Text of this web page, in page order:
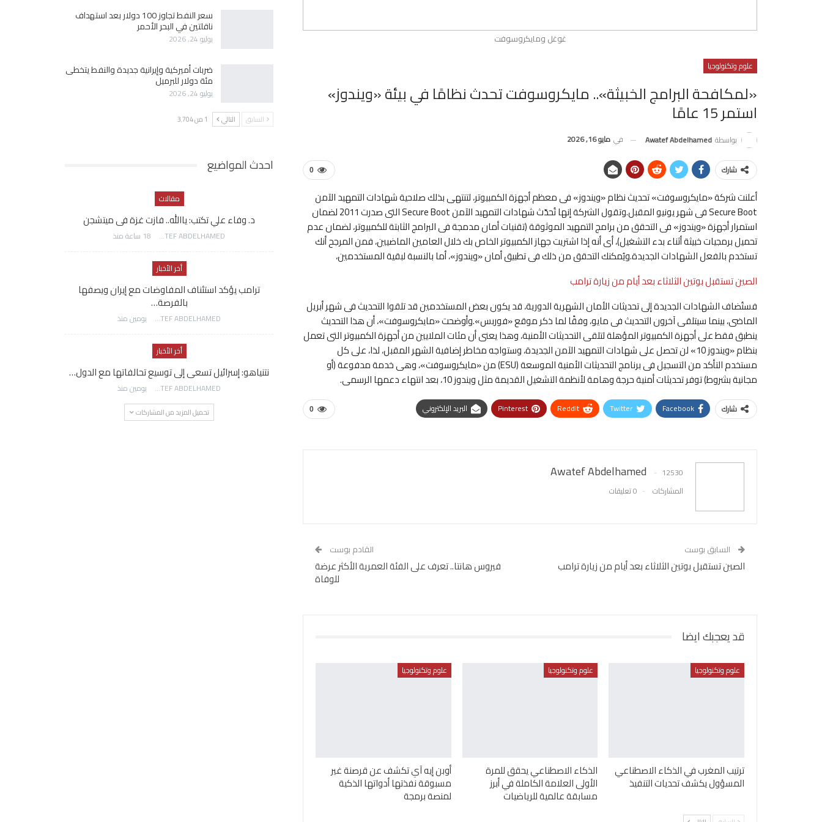
غوغل ومايكروسوفت
علوم وتكنولوجيا
«لمكافحة البرامج الخبيثة».. مايكروسوفت تحدث نظامًا في بيئة «ويندوز»
استمر 15 عامًا
بواسطة Awatef Abdelhamed في مايو 16, 2026
0 شارك
أعلنت شركة «مايكروسوفت» تحديث نظام «ويندوز» فى معظم أجهزة الكمبيوتر، لتنتهى بذلك صلاحية شهادات التمهيد الآمن
Secure Boot فى شهر يونيو المقبل.وتقول الشركة إنها تُحدّث شهادات التمهيد الآمن Secure Boot التى صدرت 2011 لضمان
استمرار أجهزة «ويندوز» فى التحقق من برامج التمهيد الموثوقة (تقنيات أمان مدمجة فى البرامج الثابتة للكمبيوتر، لضمان عدم
تحميل برمجيات خبيثة أثناء بدء التشغيل)، أى أنه إذا اشتريت جهاز الكمبيوتر الخاص بك خلال العامين الماضيين، فمن المرجح أنك
تستخدم بالفعل الشهادات الجديدة.ويُمكنك التحقق من ذلك فى تطبيق أمان «ويندوز»، أما بالنسبة لبقية المستخدمين،
الصين تستقبل بوتين الثلاثاء بعد أيام من زيارة ترامب
فستُضاف الشهادات الجديدة إلى تحديثات الأمان الشهرية الدورية، قد يكون بعض المستخدمين قد تلقوا التحديث فى شهر أبريل
الماضى، بينما سيتلقى آخرون التحديث فى مايو، وفقًا لما ذكر موقع «فوربس».وأوضحت «مايكروسوفت»، أن هذا التحديث
ينطبق فقط على أجهزة الكمبيوتر المؤهلة لتلقى التحديثات الأمنية، وهذا يعنى أن مئات الملايين من أجهزة الكمبيوتر التى تعمل
بنظام «ويندوز 10» لن تحصل على شهادات التمهيد الآمن الجديدة، وستواجه مخاطر إضافية الشهر المقبل، لذا، على كل
مستخدم التأكد من التسجيل فى برنامج التحديثات الأمنية الموسعة (ESU) من «مايكروسوفت»، وهى خدمة مدفوعة (أو
مجانية بشروط) توفر تحديثات أمنية حرجة وهامة لأنظمة التشغيل القديمة مثل ويندوز 10، بعد انتهاء دعمها الرسمى.
0 شارك Facebook
Twitter
ReddIt
Pinterest البريد الإلكتروني
Awatef Abdelhamed
12530
المشاركات
0 تعليقات
السابق بوست
الصين تستقبل بوتين الثلاثاء بعد أيام من زيارة ترامب
القادم بوست
فيروس هانتا.. تعرف على الفئة العمرية الأكثر عرضة
للوفاة
قد يعجبك ايضا
علوم وتكنولوجيا
ترتيب المغرب في الذكاء الاصطناعي
المسؤول يكشف تحديات التنفيذ
علوم وتكنولوجيا
الذكاء الاصطناعي يحقق للمرة
الأولى العلامة الكاملة في أبرز
مسابقة عالمية للرياضيات
علوم وتكنولوجيا
أوبن إيه آي تكشف عن قرصنة غير
مسبوقة نفذتها أدواتها الذكية
لمنصة برمجة
سعر النفط تجاوز 100 دولار بعد استهداف
ناقلتين في البحر الأحمر
يوليو 24, 2026
ضربات أميركية وإيرانية جديدة والنفط يتخطى
مئة دولار للبرميل
يوليو 24, 2026
السابق التالي 1 من 3٬704
احدث المواضيع
مقالات
د. وفاء علي تكتب: ياالله.. فازت غزة فى ميتشجن
AWATEF ABDELHAMED 18 ساعة منذ
أخر الأخبار
ترامب يؤكد استئناف المفاوضات مع إيران ويصفها
بالفرصة…
AWATEF ABDELHAMED يومين منذ
أخر الأخبار
نتنياهو: إسرائيل تسعى إلى توسيع تحالفاتها مع الدول…
AWATEF ABDELHAMED يومين منذ
تحميل المزيد من المشاركات